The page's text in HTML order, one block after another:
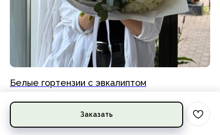
Заказать
Белые гортензии с эвкалиптом
5 690 руб.